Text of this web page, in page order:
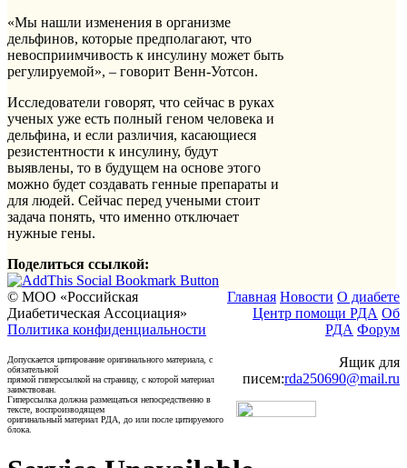
«Мы нашли изменения в организме
дельфинов, которые предполагают, что
невосприимчивость к инсулину может быть
регулируемой», – говорит Венн-Уотсон.
Исследователи говорят, что сейчас в руках
ученых уже есть полный геном человека и
дельфина, и если различия, касающиеся
резистентности к инсулину, будут
выявлены, то в будущем на основе этого
можно будет создавать генные препараты и
для людей. Сейчас перед учеными стоит
задача понять, что именно отключает
нужные гены.
Поделиться ссылкой:
© МОО «Российская
Диабетическая Ассоциация»
Политика конфиденциальности
Допускается цитирование оригинального материала, с
обязательной
прямой гиперссылкой на страницу, с которой материал
заимствован.
Гиперссылка должна размещаться непосредственно в
тексте, воспроизводящем
оригинальный материал РДА, до или после цитируемого
блока.
Главная Новости О диабете
Центр помощи РДА Об
РДА Форум
Ящик для
писем:rda250690@mail.ru